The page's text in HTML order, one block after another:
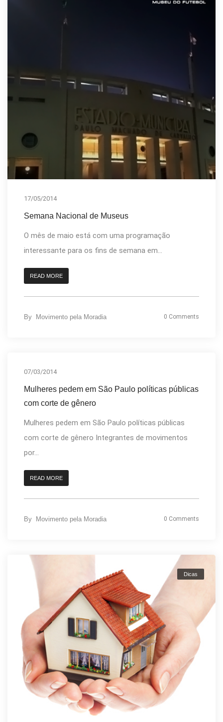
17/05/2014
Semana Nacional de Museus
O mês de maio está com uma programação
interessante para os fins de semana em...
READ MORE
By Movimento pela Moradia 0 Comments
07/03/2014
Mulheres pedem em São Paulo políticas públicas
com corte de gênero
Mulheres pedem em São Paulo políticas públicas
com corte de gênero Integrantes de movimentos
por...
READ MORE
By Movimento pela Moradia 0 Comments
Dicas